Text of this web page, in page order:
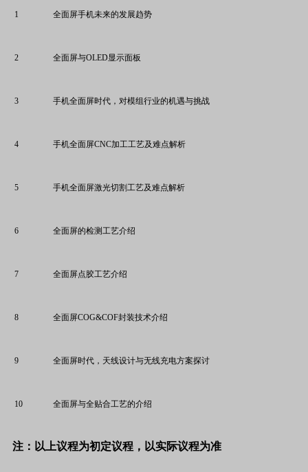
1 全面屏手机未来的发展趋势
2 全面屏与OLED显示面板
3 手机全面屏时代，对模组行业的机遇与挑战
4 手机全面屏CNC加工工艺及难点解析
5 手机全面屏激光切割工艺及难点解析
6 全面屏的检测工艺介绍
7 全面屏点胶工艺介绍
8 全面屏COG&COF封装技术介绍
9 全面屏时代，天线设计与无线充电方案探讨
10 全面屏与全贴合工艺的介绍
注：以上议程为初定议程，以实际议程为准